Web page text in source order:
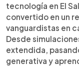
tecnología en El
convertido en un
vanguardistas en
Desde
extendida,
generativa y